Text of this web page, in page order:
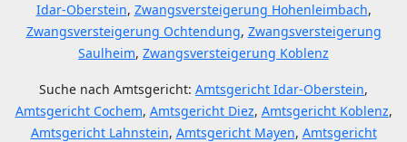
Idar-Oberstein, Zwangsversteigerung Hohenleimbach,
Zwangsversteigerung Ochtendung, Zwangsversteigerung
Saulheim, Zwangsversteigerung Koblenz
Suche nach Amtsgericht: Amtsgericht Idar-Oberstein,
Amtsgericht Cochem, Amtsgericht Diez, Amtsgericht Koblenz,
Amtsgericht Lahnstein, Amtsgericht Mayen, Amtsgericht